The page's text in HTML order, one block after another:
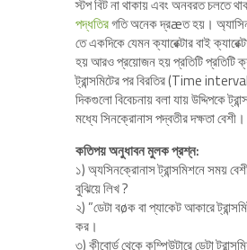
স্টপ বিট না থাকায় এবং অনবরত চলতে
পদ্ধতিরগতি অনেক দ্রæত হয়।
তে একদিকে যেমন ক্যারেক্টার বাই
হয় আরও প্রয়োজন হয় প্রতিটি প্রতিটি
ট্রান্সমিটের পর বিরতির (Time
দিকগুলো বিবেচনায় বলা যায় উদ্দিপকে
মধ্যে সিনক্রোনাস পদ্বতীর দক্ষতা বেশী।
কতিপয় অনুধাবন মুলক প্রশ্ন:
১) অ্যসিনক্রোনাস ট্রান্সমিশনে সময়
বুঝিয়ে লিখ ?
২) ”ডেটা বøক বা প্যাকেট আকারে
কর।
৩) কীবোর্ড থেকে কম্পিউটারে ডেটা